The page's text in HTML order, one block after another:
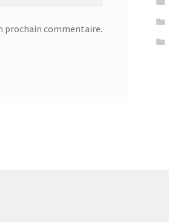
prochain commentaire.